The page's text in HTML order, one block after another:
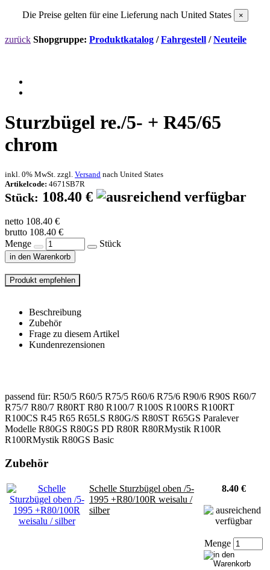
Die Preise gelten für eine Lieferung nach United States ×
zurück Shopgruppe: Produktkatalog /Fahrgestell /Neuteile
Sturzbügel re./5- + R45/65
chrom
inkl. 0% MwSt. zzgl. Versand nach United States
Artikelcode: 4671SB7R
Stück: 108.40 €
netto 108.40 €
brutto 108.40 €
Menge
Stück
in den Warenkorb
Beschreibung
Zubehör
Frage zu diesem Artikel
Kundenrezensionen
passend für: R50/5 R60/5 R75/5 R60/6 R75/6 R90/6 R90S R60/7
R75/7 R80/7 R80RT R80 R100/7 R100S R100RS R100RT
R100CS R45 R65 R65LS R80G/S R80ST R65GS Paralever
Modelle R80GS R80GS PD R80R R80RMystik R100R
R100RMystik R80GS Basic
Zubehör
Schelle Sturzbügel oben /5-
1995 +R80/100R weisalu /
silber
8.40 €
Menge